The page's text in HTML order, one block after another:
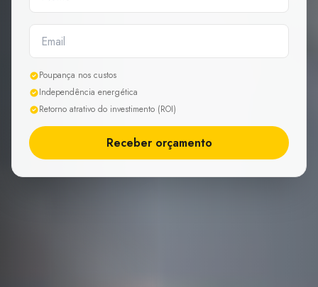
Poupança nos custos
Independência energética
Retorno atrativo do investimento (ROI)
Receber orçamento